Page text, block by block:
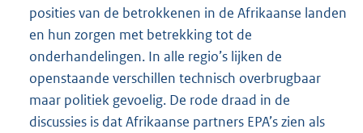
posities van de betrokkenen in de Afrikaanse landen
en hun zorgen met betrekking tot de
onderhandelingen. In alle regio’s lijken de
openstaande verschillen technisch overbrugbaar
maar politiek gevoelig. De rode draad in de
discussies is dat Afrikaanse partners EPA’s zien als